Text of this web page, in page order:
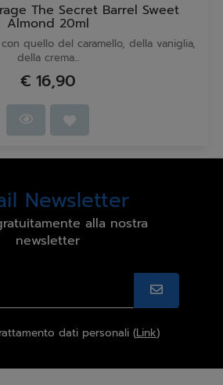
The Secret Barrel Sweet
Almond 20ml
quello del caramello, della vaniglia,
della crema...
€ 16,90
Newsletter
alla nostra
newsletter
dati personali (Link)